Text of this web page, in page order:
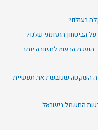
בעולם?
הביטחון התזונתי שלנו?
הרשת לחשובה יותר
השקטה שכובשת את תעשיית